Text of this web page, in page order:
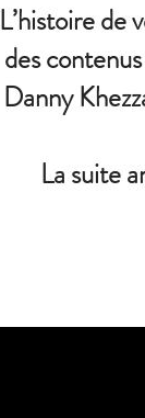
L’histoire de
des
Danny
La suite